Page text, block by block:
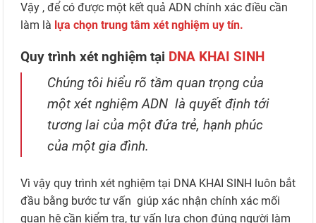
Vậy , để có được một kết quả ADN chính xác điều cần
làm là lựa chọn trung tâm xét nghiệm uy tín.
Quy trình xét nghiệm tại DNA KHAI SINH
Chúng tôi hiểu rõ tầm quan trọng của
một xét nghiệm ADN là quyết định tới
tương lai của một đứa trẻ, hạnh phúc
của một gia đình.
Vì vậy quy trình xét nghiệm tại DNA KHAI SINH luôn bắt
đầu bằng bước tư vấn giúp xác nhận chính xác mối
quan hệ cần kiểm tra, tư vấn lựa chọn đúng người làm